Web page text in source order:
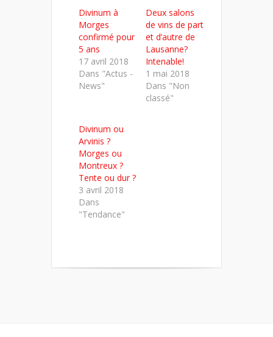
dans
une
nouvelle
fenêtre)
nouvelle
fenêtre)
dans
une
nouvelle
fenêtre)
Divinum à
Morges
confirmé pour
5 ans
17 avril 2018
Dans "Actus -
News"
Deux salons
de vins de part
et d’autre de
Lausanne?
Intenable!
1 mai 2018
Dans "Non
classé"
Divinum ou
Arvinis ?
Morges ou
Montreux ?
Tente ou dur ?
3 avril 2018
Dans
"Tendance"